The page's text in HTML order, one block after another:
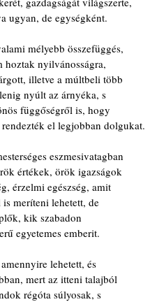
ugyan, de egységként.
mélyebb összefüggés,
hoztak nyilvánosságra,
illetve a múltbeli több
nyúlt az árnyéka, s
függőségről is, hogy
el legjobban dolgukat.
eszmesivatagban
értékek, örök igazságok
érzelmi egészség, amit
meríteni lehetett, de
kik szabadon
egyetemes emberit.
lehetett, és
mert az itteni talajból
régóta súlyosak, s